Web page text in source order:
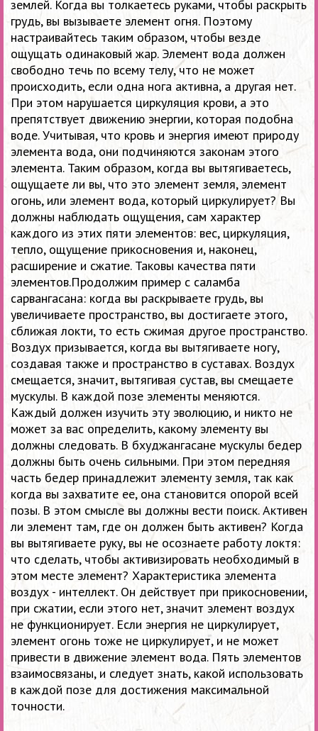
землей. Когда вы толкаетесь руками, чтобы раскрыть
грудь, вы вызываете элемент огня. Поэтому
настраивайтесь таким образом, чтобы везде
ощущать одинаковый жар. Элемент вода должен
свободно течь по всему телу, что не может
происходить, если одна нога активна, а другая нет.
При этом нарушается циркуляция крови, а это
препятствует движению энергии, которая подобна
воде. Учитывая, что кровь и энергия имеют природу
элемента вода, они подчиняются законам этого
элемента. Таким образом, когда вы вытягиваетесь,
ощущаете ли вы, что это элемент земля, элемент
огонь, или элемент вода, который циркулирует? Вы
должны наблюдать ощущения, сам характер
каждого из этих пяти элементов: вес, циркуляция,
тепло, ощущение прикосновения и, наконец,
расширение и сжатие. Таковы качества пяти
элементов.Продолжим пример с саламба
сарвангасана: когда вы раскрываете грудь, вы
увеличиваете пространство, вы достигаете этого,
сближая локти, то есть сжимая другое пространство.
Воздух призывается, когда вы вытягиваете ногу,
создавая также и пространство в суставах. Воздух
смещается, значит, вытягивая сустав, вы смещаете
мускулы. В каждой позе элементы меняются.
Каждый должен изучить эту эволюцию, и никто не
может за вас определить, какому элементу вы
должны следовать. В бхуджангасане мускулы бедер
должны быть очень сильными. При этом передняя
часть бедер принадлежит элементу земля, так как
когда вы захватите ее, она становится опорой всей
позы. В этом смысле вы должны вести поиск. Активен
ли элемент там, где он должен быть активен? Когда
вы вытягиваете руку, вы не осознаете работу локтя:
что сделать, чтобы активизировать необходимый в
этом месте элемент? Характеристика элемента
воздух - интеллект. Он действует при прикосновении,
при сжатии, если этого нет, значит элемент воздух
не функционирует. Если энергия не циркулирует,
элемент огонь тоже не циркулирует, и не может
привести в движение элемент вода. Пять элементов
взаимосвязаны, и следует знать, какой использовать
в каждой позе для достижения максимальной
точности.